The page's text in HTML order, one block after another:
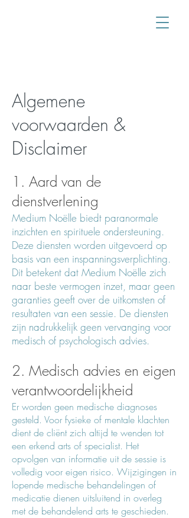
Algemene
voorwaarden &
Disclaimer
1. Aard van de
dienstverlening
Medium Noëlle biedt paranormale
inzichten en spirituele ondersteuning.
Deze diensten worden uitgevoerd op
basis van een inspanningsverplichting.
Dit betekent dat Medium Noëlle zich
naar beste vermogen inzet, maar geen
garanties geeft over de uitkomsten of
resultaten van een sessie. De diensten
zijn nadrukkelijk geen vervanging voor
medisch of psychologisch advies.
2. Medisch advies en eigen
verantwoordelijkheid
Er worden geen medische diagnoses
gesteld. Voor fysieke of mentale klachten
dient de cliënt zich altijd te wenden tot
een erkend arts of specialist. Het
opvolgen van informatie uit de sessie is
volledig voor eigen risico. Wijzigingen in
lopende medische behandelingen of
medicatie dienen uitsluitend in overleg
met de behandelend arts te geschieden.